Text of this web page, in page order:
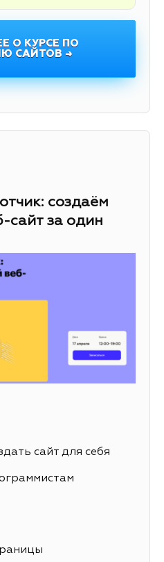
О КУРСЕ ПО
САЙТОВ →
создаём
сайт за один
сайт для себя